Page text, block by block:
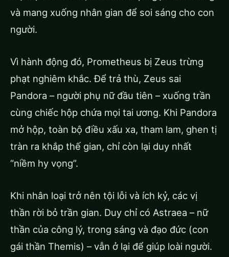
và mang xuống nhân gian để soi sáng cho con
người.
Vì hành động đó, Prometheus bị Zeus trừng
phạt nghiêm khắc. Để trả thù, Zeus sai
Pandora – người phụ nữ đầu tiên – xuống trần
cùng chiếc hộp chứa mọi tai ương. Khi Pandora
mở hộp, toàn bộ điều xấu xa, tham lam, ghen tị
tràn ra khắp thế gian, chỉ còn lại duy nhất
“niềm hy vọng”.
Khi nhân loại trở nên tội lỗi và ích kỷ, các vị
thần rời bỏ trần gian. Duy chỉ có Astraea – nữ
thần của công lý, trong sáng và đạo đức (con
gái thần Themis) – vẫn ở lại để giúp loài người.